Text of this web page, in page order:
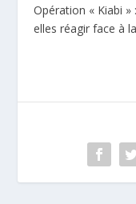
Opération « Kiabi
elles réagir face à